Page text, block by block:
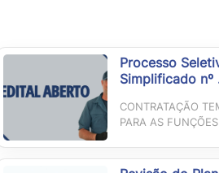
Processo
Simplificado nº
CONTRATAÇÃO
PARA AS